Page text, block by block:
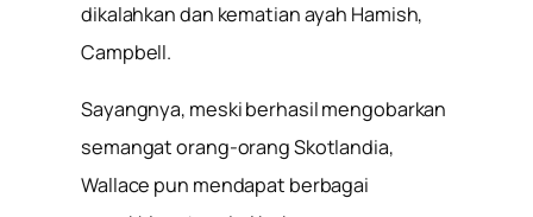
dikalahkan dan kematian ayah Hamish,
Campbell.
Sayangnya, meski berhasil mengobarkan
semangat orang-orang Skotlandia,
Wallace pun mendapat berbagai